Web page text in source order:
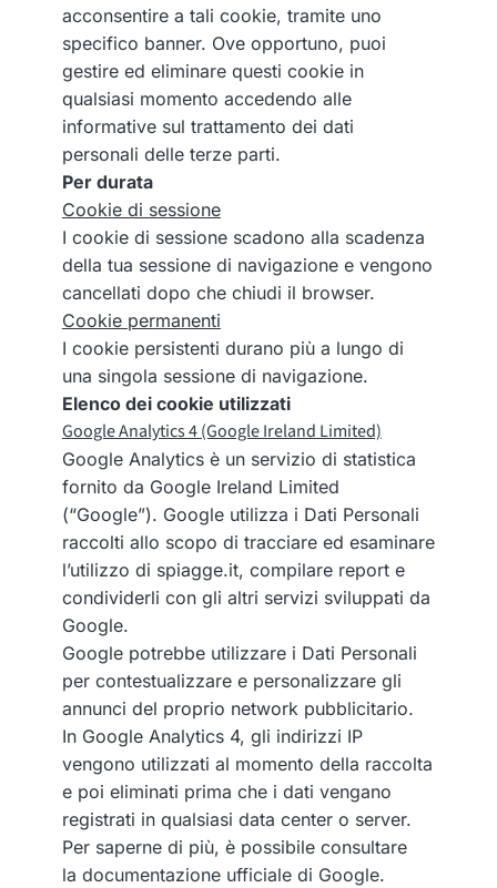
acconsentire a tali cookie, tramite uno
specifico banner. Ove opportuno, puoi
gestire ed eliminare questi cookie in
qualsiasi momento accedendo alle
informative sul trattamento dei dati
personali delle terze parti.
Per durata
Cookie di sessione
I cookie di sessione scadono alla scadenza
della tua sessione di navigazione e vengono
cancellati dopo che chiudi il browser.
Cookie permanenti
I cookie persistenti durano più a lungo di
una singola sessione di navigazione.
Elenco dei cookie utilizzati
Google Analytics 4 (Google Ireland Limited)
Google Analytics è un servizio di statistica
fornito da Google Ireland Limited
(“Google”). Google utilizza i Dati Personali
raccolti allo scopo di tracciare ed esaminare
l’utilizzo di spiagge.it, compilare report e
condividerli con gli altri servizi sviluppati da
Google.
Google potrebbe utilizzare i Dati Personali
per contestualizzare e personalizzare gli
annunci del proprio network pubblicitario.
In Google Analytics 4, gli indirizzi IP
vengono utilizzati al momento della raccolta
e poi eliminati prima che i dati vengano
registrati in qualsiasi data center o server.
Per saperne di più, è possibile consultare
la documentazione ufficiale di Google.